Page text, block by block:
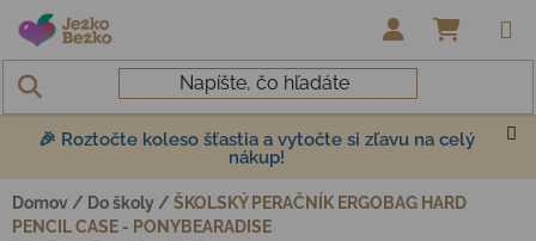
Prejsť na obsah
🎉 Roztočte koleso šťastia a vytočte si zľavu na celý
nákup!
Domov / Do školy / ŠKOLSKÝ PERAČNÍK ERGOBAG HARD
PENCIL CASE - PONYBEARADISE